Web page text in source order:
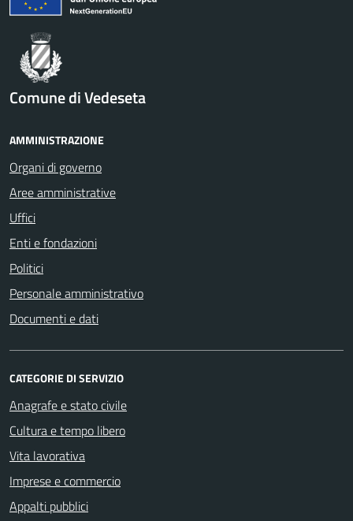
Comune di Vedeseta
AMMINISTRAZIONE
Organi di governo
Aree amministrative
Uffici
Enti e fondazioni
Politici
Personale amministrativo
Documenti e dati
CATEGORIE DI SERVIZIO
Anagrafe e stato civile
Cultura e tempo libero
Vita lavorativa
Imprese e commercio
Appalti pubblici